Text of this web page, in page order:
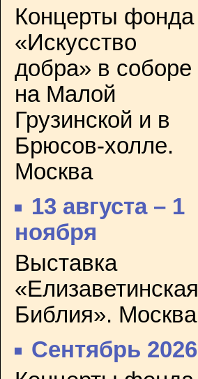
Концерты фонда
«Искусство
добра» в соборе
на Малой
Грузинской и в
Брюсов-холле.
Москва
13 августа – 1
ноября
Выставка
«Елизаветинская
Библия». Москва
Сентябрь 2026